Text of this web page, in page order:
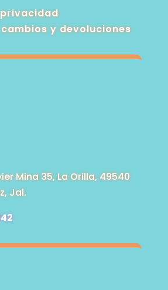
y devoluciones
Mina 35, La Orilla, 49540
Jal.